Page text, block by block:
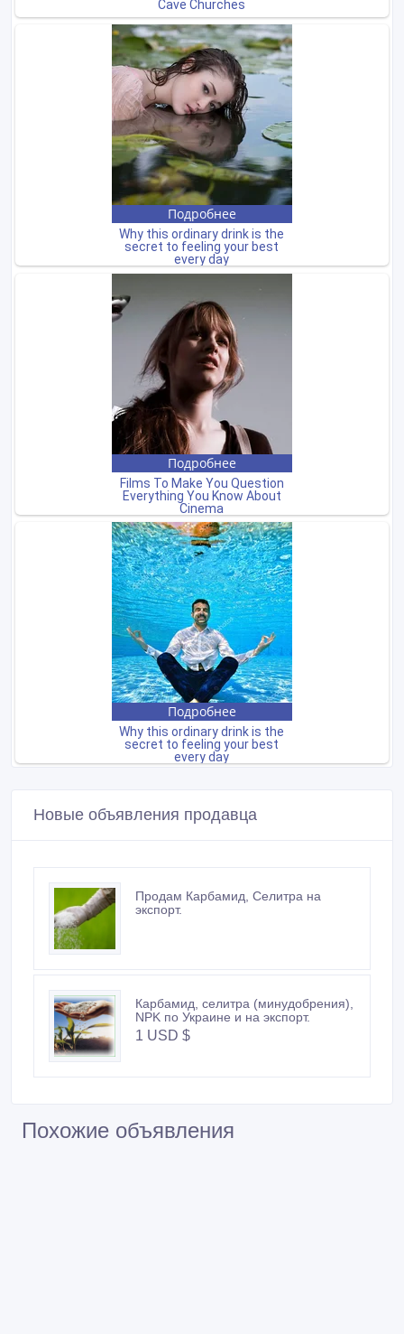
Новые объявления продавца
Продам Карбамид, Селитра на
экспорт.
Карбамид, селитра (минудобрения),
NPK по Украине и на экспорт.
1 USD $
Похожие объявления